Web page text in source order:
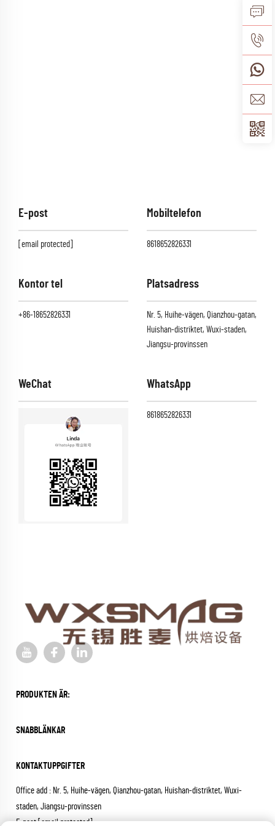
E-post
[email protected]
Mobiltelefon
8618652826331
Kontor tel
+86-18652826331
Platsadress
Nr. 5, Huihe-vägen, Qianzhou-gatan,
Huishan-distriktet, Wuxi-staden,
Jiangsu-provinssen
WeChat WhatsApp
8618652826331
PRODUKTEN ÄR:
SNABBLÄNKAR
KONTAKTUPPGIFTER
Office add : Nr. 5, Huihe-vägen, Qianzhou-gatan, Huishan-distriktet, Wuxi-
staden, Jiangsu-provinssen
E-post:[email protected]